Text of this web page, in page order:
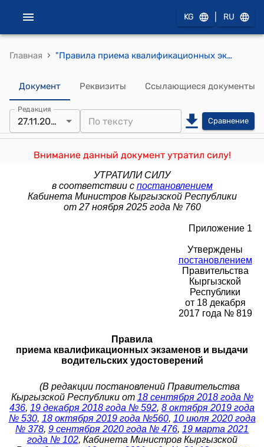
KG RU
Главная › "Правила приема квалификационных экзаменов и выдачи водительских удостоверений" утверждены постановлением Правительства Кыргызской Республики от 18 декабря 2017 года № 819
Документ Реквизиты Ссылающиеся документы
Редакция
27.11.2025 Сравнение
Внимание данный документ утратил силу!